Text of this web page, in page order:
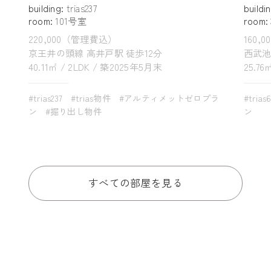
building: trias237
room: 101号室
220,000（管理費込）
京王井の頭線 高井戸駅 徒歩12分
40.11㎡ / 2LDK / 築2025年5月末
#trias237 #trias物件
#アルティメットゼロプラ
ン
#掘り出し物件
room:
西武
25.76
ン
すべての部屋を見る